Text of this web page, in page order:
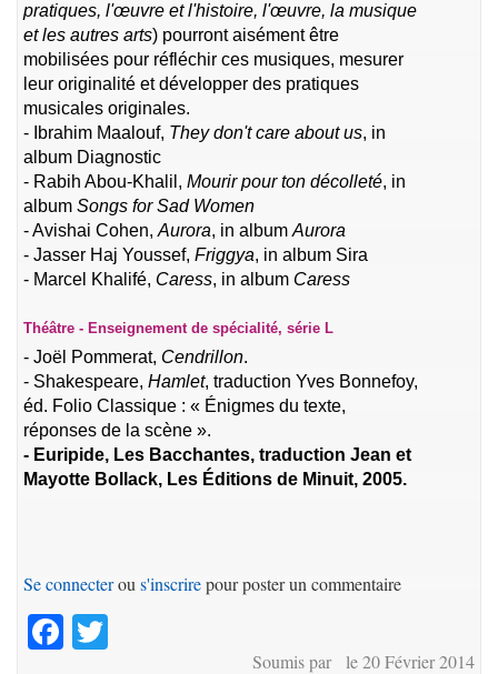
pratiques, l'œuvre et l'histoire, l'œuvre, la musique
et les autres arts) pourront aisément être
mobilisées pour réfléchir ces musiques, mesurer
leur originalité et développer des pratiques
musicales originales.
- Ibrahim Maalouf, They don't care about us, in
album Diagnostic
- Rabih Abou-Khalil, Mourir pour ton décolleté, in
album Songs for Sad Women
- Avishai Cohen, Aurora, in album Aurora
- Jasser Haj Youssef, Friggya, in album Sira
- Marcel Khalifé, Caress, in album Caress
Théâtre - Enseignement de spécialité, série L
- Joël Pommerat, Cendrillon.
- Shakespeare, Hamlet, traduction Yves Bonnefoy,
éd. Folio Classique : « Énigmes du texte,
réponses de la scène ».
- Euripide, Les Bacchantes, traduction Jean et
Mayotte Bollack, Les Éditions de Minuit, 2005.
Se connecterou s'inscrirepour poster un commentaire
Facebook
Soumis par le 20 Février 2014